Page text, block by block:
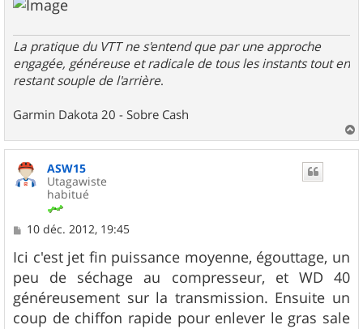
La pratique du VTT ne s'entend que par une approche
engagée, généreuse et radicale de tous les instants tout en
restant souple de l'arrière.
Garmin Dakota 20 - Sobre Cash
a
ASW15
Utagawiste
habitué
M
s
s
a
g
e
10 déc. 2012, 19:45
Ici c'est jet fin puissance moyenne, égouttage, un
peu de séchage au compresseur, et WD 40
généreusement sur la transmission. Ensuite un
coup de chiffon rapide pour enlever le gras sale